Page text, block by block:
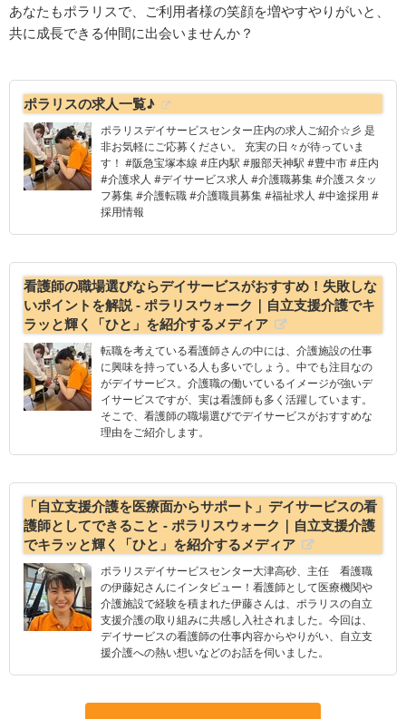
あなたもポラリスで、ご利用者様の笑顔を増やすやりがいと、
共に成長できる仲間に出会いませんか？
ポラリスの求人一覧♪
ポラリスデイサービスセンター庄内の求人ご紹介☆彡 是
非お気軽にご応募ください。 充実の日々が待っていま
す！ #阪急宝塚本線 #庄内駅 #服部天神駅 #豊中市 #庄内
#介護求人 #デイサービス求人 #介護職募集 #介護スタッ
フ募集 #介護転職 #介護職員募集 #福祉求人 #中途採用 #
採用情報
看護師の職場選びならデイサービスがおすすめ！失敗しな
いポイントを解説 - ポラリスウォーク｜自立支援介護でキ
ラッと輝く「ひと」を紹介するメディア
転職を考えている看護師さんの中には、介護施設の仕事
に興味を持っている人も多いでしょう。中でも注目なの
がデイサービス。介護職の働いているイメージが強いデ
イサービスですが、実は看護師も多く活躍しています。
そこで、看護師の職場選びでデイサービスがおすすめな
理由をご紹介します。
「自立支援介護を医療面からサポート」デイサービスの看
護師としてできること - ポラリスウォーク｜自立支援介護
でキラッと輝く「ひと」を紹介するメディア
ポラリスデイサービスセンター大津高砂、主任 看護職
の伊藤妃さんにインタビュー！看護師として医療機関や
介護施設で経験を積まれた伊藤さんは、ポラリスの自立
支援介護の取り組みに共感し入社されました。今回は、
デイサービスの看護師の仕事内容からやりがい、自立支
援介護への熱い想いなどのお話を伺いました。